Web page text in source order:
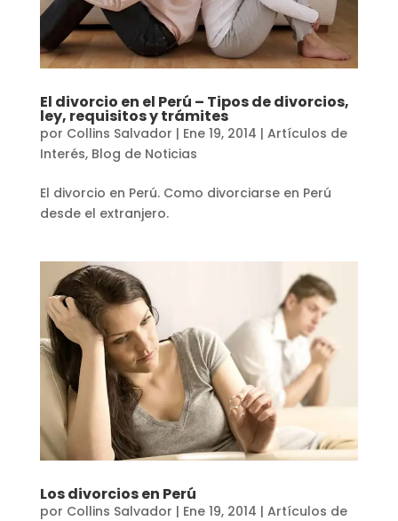
El divorcio en el Perú – Tipos de divorcios,
ley, requisitos y trámites
por Collins Salvador | Ene 19, 2014 | Artículos de
Interés, Blog de Noticias
El divorcio en Perú. Como divorciarse en Perú
desde el extranjero.
Los divorcios en Perú
por Collins Salvador | Ene 19, 2014 | Artículos de